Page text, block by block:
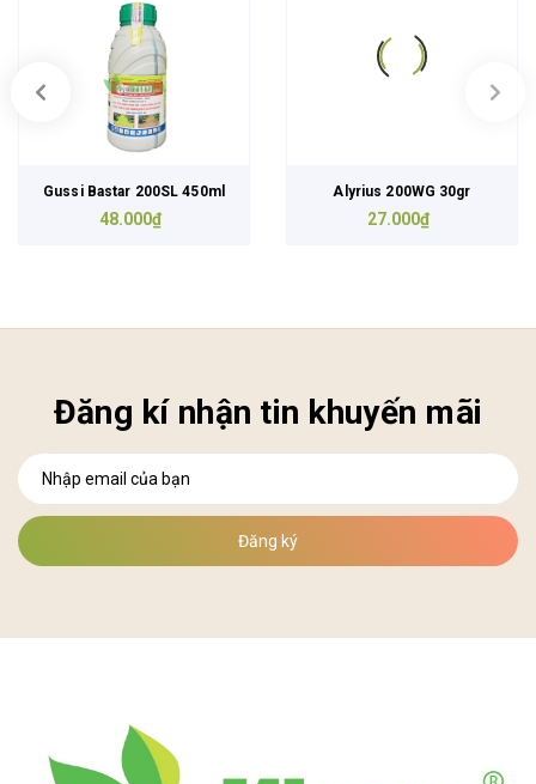
Gussi Bastar 200SL 450ml
48.000₫
Alyrius 200WG 30gr
27.000₫
Đăng kí nhận tin khuyến mãi
Đăng ký